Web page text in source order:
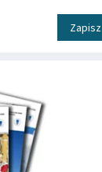
Zapisz